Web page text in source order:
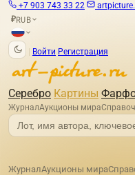
+7 903 743 33 22
₽RUB
Войти Регистрация
Серебро Картины
ЖурналАукционы мира
ЖурналАукционы мира